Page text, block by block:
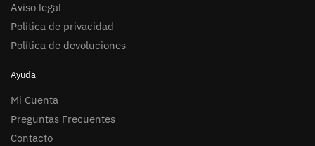
Aviso legal
Política de privacidad
Política de devoluciones
Ayuda
Mi Cuenta
Preguntas Frecuentes
Contacto